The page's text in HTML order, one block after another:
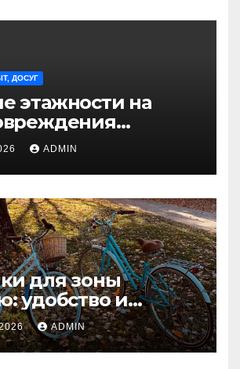
ДОСУГ
этажности на
ADMIN
для зоны
удобство и
на участке
ADMIN